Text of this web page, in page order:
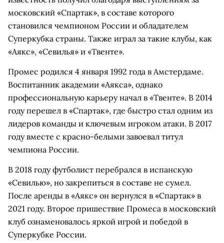
московский «Спартак», в составе которого
становился чемпионом России и обладателем
Суперкубка страны. Также играл за такие клубы, как
«Аякс», «Севилья» и «Твенте».
Промес родился 4 января 1992 года в Амстердаме.
Воспитанник академии «Аякса», однако
профессиональную карьеру начал в «Твенте». В 2014
году перешел в «Спартак», где быстро стал одним из
лидеров команды и ключевым игроком атаки. В 2017
году вместе с красно-белыми завоевал титул
чемпиона России.
В 2018 году футболист перебрался в испанскую
«Севилью», но закрепиться в составе не сумел.
После аренды в «Аякс» он вернулся в «Спартак» в
2021 году. Второе пришествие Промеса в московский
клуб ознаменовалось яркой игрой и победой в
Суперкубке России.